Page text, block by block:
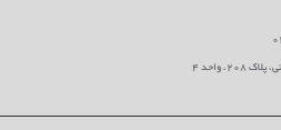
واحد 4